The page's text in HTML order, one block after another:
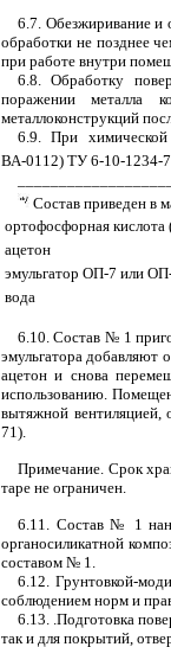
6.7. Обезжиривание и
обработки не позднее
при работе внутри
6.8. Обработку
поражении металла
металлоконструкций
6.9. При
ВА-0112) ТУ 6-10-1234-
Состав приведен в
ортофосфорная кислота
ацетон
эмульгатор ОП-7 или
вода
6.10. Состав № 1
эмульгатора
ацетон и снова
использованию.
вытяжной
71).
Примечание. Срок
таре не ограничен.
6.11. Состав № 1
органосиликатной
составом № 1.
6.12. Грунтовкой-
соблюдением норм и
6.13. .Подготовка
так и для покрытий,